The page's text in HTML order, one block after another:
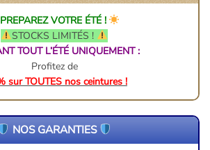
PREPAREZ VOTRE ÉTÉ !
STOCKS LIMITÉS !
TOUT L’ÉTÉ UNIQUEMENT :
Profitez de
sur TOUTES nos ceintures !
NOS GARANTIES